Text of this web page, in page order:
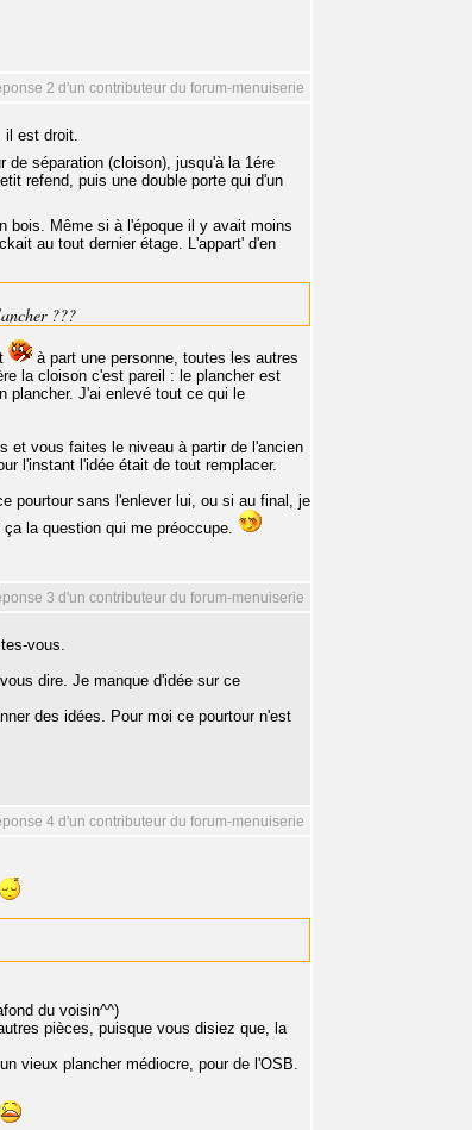
2 d'un contributeur du forum-menuiserie
est droit.
de séparation (cloison), jusqu'à la 1ére
refend, puis une double porte qui d'un
bois. Même si à l'époque il y avait moins
au tout dernier étage. L'appart' d'en
???
à part une personne, toutes les autres
la cloison c'est pareil : le plancher est
plancher. J'ai enlevé tout ce qui le
et vous faites le niveau à partir de l'ancien
l'instant l'idée était de tout remplacer.
pourtour sans l'enlever lui, ou si au final, je
la question qui me préoccupe.
3 d'un contributeur du forum-menuiserie
vous.
dire. Je manque d'idée sur ce
des idées. Pour moi ce pourtour n'est
4 d'un contributeur du forum-menuiserie
du voisin^^)
pièces, puisque vous disiez que, la
vieux plancher médiocre, pour de l'OSB.